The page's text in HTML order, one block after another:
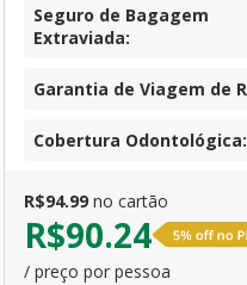
Seguro de Bagagem
Extraviada:
Garantia de Viagem de
Cobertura Odontológica:
R$94.99no cartão
R$90.24
/ preço por pessoa